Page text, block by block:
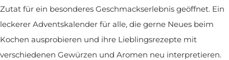
Zutat für ein besonderes Geschmackserlebnis geöffnet. Ein
leckerer Adventskalender für alle, die gerne Neues beim
Kochen ausprobieren und ihre Lieblingsrezepte mit
verschiedenen Gewürzen und Aromen neu interpretieren.